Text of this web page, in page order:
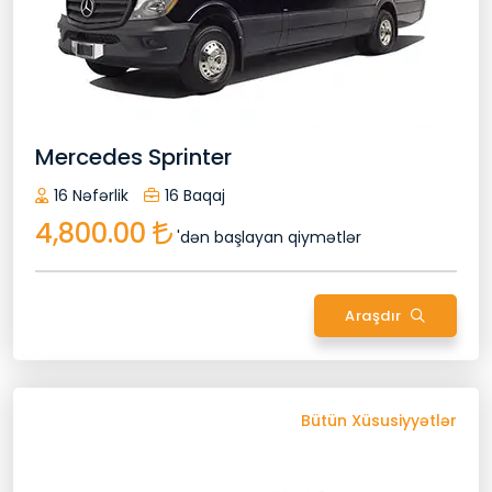
Mercedes Sprinter
16 Nəfərlik 16 Baqaj
4,800.00 'dən başlayan qiymətlər
Araşdır
Köçürmə Zəmanəti
Peşəkar Sürücü
Pulsuz Sərnişin Siğortasi
Qapıdan Qapıya
Signage Xoş Gəlmisiniz
Soyuq İçki
İrəlilə
Bütün Xüsusiyyətlər
Avtomobilin Xüsusiyyətləri